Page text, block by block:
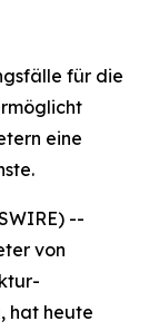
für die
eine
--
von
hat heute